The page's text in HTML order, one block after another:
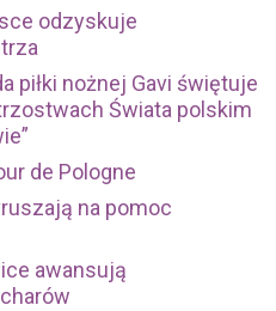
odzyskuje
piłki nożnej Gavi świętuje
Świata polskim
de Pologne
na pomoc
awansują